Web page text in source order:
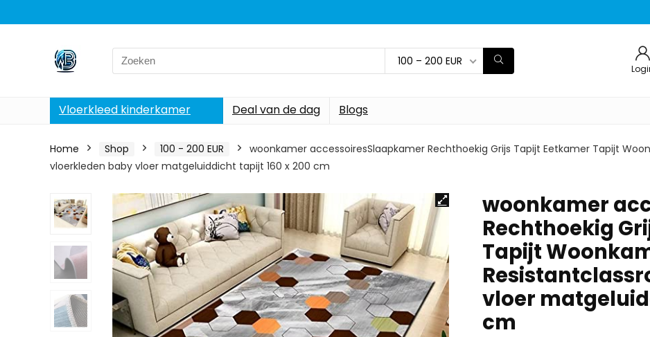
Search
for:
100 – 200 EUR
Vloerkleed kinderkamer Deal van de dag Blogs
Home Shop 100 - 200 EUR
woonkamer accessoiresSlaapkamer Rechthoekig Grijs Tapijt Eetkamer Tapijt
vloerkleden baby vloer matgeluiddicht tapijt 160 x 200 cm
woonkamer
Rechthoekig
Tapijt
vloer
cm